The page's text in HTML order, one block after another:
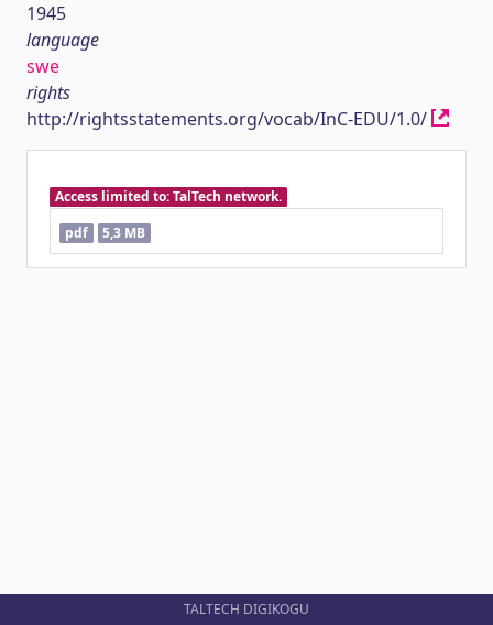
1945
language
swe
rights
http://rightsstatements.org/vocab/InC-EDU/1.0/
Access limited to: TalTech network.
pdf
5,3 MB
TALTECH DIGIKOGU